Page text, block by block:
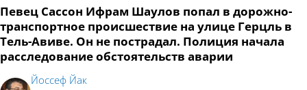
Певец Сассон Ифрам Шаулов попал в дорожно-
транспортное происшествие на улице Герцль в
Тель-Авиве. Он не пострадал. Полиция начала
расследование обстоятельств аварии
Йоссеф Йак